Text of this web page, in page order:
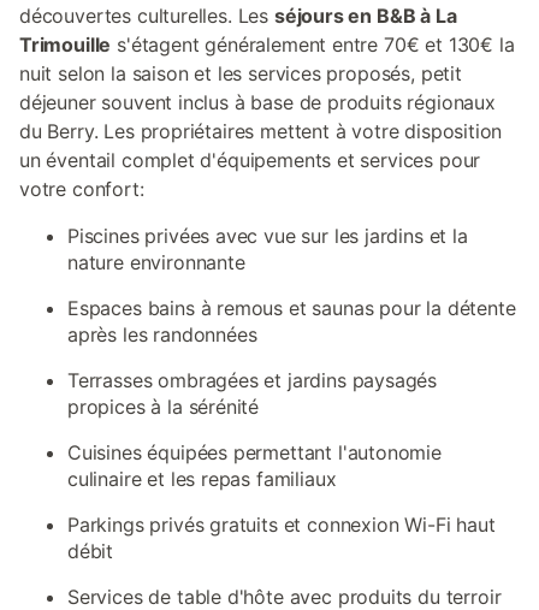
découvertes culturelles. Les séjours en B&B à La
Trimouille s'étagent généralement entre 70€ et 130€ la
nuit selon la saison et les services proposés, petit
déjeuner souvent inclus à base de produits régionaux
du Berry. Les propriétaires mettent à votre disposition
un éventail complet d'équipements et services pour
votre confort:
Piscines privées avec vue sur les jardins et la
nature environnante
Espaces bains à remous et saunas pour la détente
après les randonnées
Terrasses ombragées et jardins paysagés
propices à la sérénité
Cuisines équipées permettant l'autonomie
culinaire et les repas familiaux
Parkings privés gratuits et connexion Wi-Fi haut
débit
Services de table d'hôte avec produits du terroir